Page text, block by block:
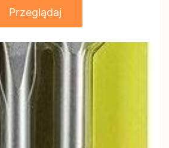
Przeglądaj